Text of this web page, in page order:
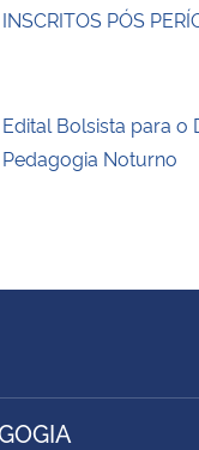
INSCRITOS PÓS
Edital Bolsista para o
Pedagogia Noturno